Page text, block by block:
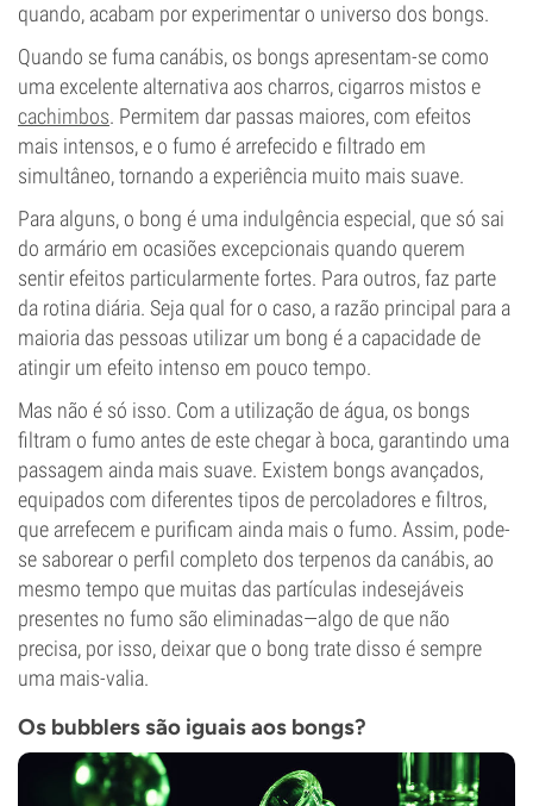
quando, acabam por experimentar o universo dos bongs.
Quando se fuma canábis, os bongs apresentam-se como
uma excelente alternativa aos charros, cigarros mistos e
cachimbos. Permitem dar passas maiores, com efeitos
mais intensos, e o fumo é arrefecido e filtrado em
simultâneo, tornando a experiência muito mais suave.
Para alguns, o bong é uma indulgência especial, que só sai
do armário em ocasiões excepcionais quando querem
sentir efeitos particularmente fortes. Para outros, faz parte
da rotina diária. Seja qual for o caso, a razão principal para a
maioria das pessoas utilizar um bong é a capacidade de
atingir um efeito intenso em pouco tempo.
Mas não é só isso. Com a utilização de água, os bongs
filtram o fumo antes de este chegar à boca, garantindo uma
passagem ainda mais suave. Existem bongs avançados,
equipados com diferentes tipos de percoladores e filtros,
que arrefecem e purificam ainda mais o fumo. Assim, pode-
se saborear o perfil completo dos terpenos da canábis, ao
mesmo tempo que muitas das partículas indesejáveis
presentes no fumo são eliminadas—algo de que não
precisa, por isso, deixar que o bong trate disso é sempre
uma mais-valia.
Os bubblers são iguais aos bongs?